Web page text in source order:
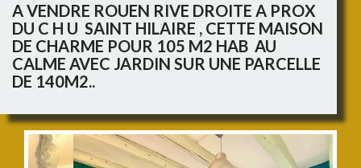
A VENDRE ROUEN RIVE DROITE A PROX
DU C H U SAINT HILAIRE , CETTE MAISON
DE CHARME POUR 105 M2 HAB AU
CALME AVEC JARDIN SUR UNE PARCELLE
DE 140M2..